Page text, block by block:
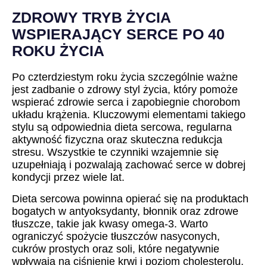
ZDROWY TRYB ŻYCIA
WSPIERAJĄCY SERCE PO 40
ROKU ŻYCIA
Po czterdziestym roku życia szczególnie ważne
jest zadbanie o zdrowy styl życia, który pomoże
wspierać zdrowie serca i zapobiegnie chorobom
układu krążenia. Kluczowymi elementami takiego
stylu są odpowiednia dieta sercowa, regularna
aktywność fizyczna oraz skuteczna redukcja
stresu. Wszystkie te czynniki wzajemnie się
uzupełniają i pozwalają zachować serce w dobrej
kondycji przez wiele lat.
Dieta sercowa powinna opierać się na produktach
bogatych w antyoksydanty, błonnik oraz zdrowe
tłuszcze, takie jak kwasy omega-3. Warto
ograniczyć spożycie tłuszczów nasyconych,
cukrów prostych oraz soli, które negatywnie
wpływają na ciśnienie krwi i poziom cholesterolu.